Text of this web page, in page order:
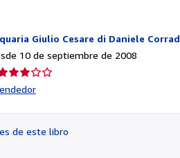
Giulio Cesare di Daniele
10 de septiembre de 2008
de este libro